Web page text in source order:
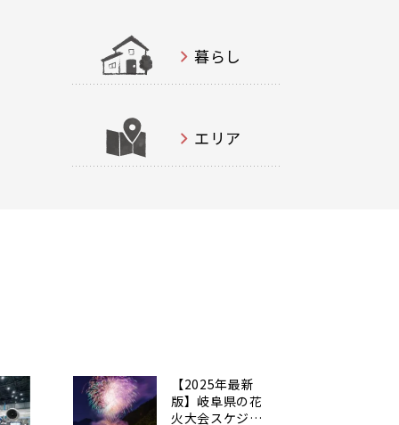
暮らし
エリア
【2025年最新
版】岐阜県の花
火大会スケジュ